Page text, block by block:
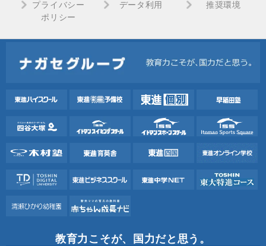
プライバシー
ポリシー
データ利用 推奨環境
教育力こそが、国力だと思う。